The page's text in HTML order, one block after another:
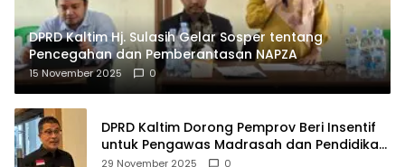
DPRD Kaltim Hj. Sulasih Gelar Sosper tentang
Pencegahan dan Pemberantasan NAPZA
15 November 2025 0
DPRD Kaltim Dorong Pemprov Beri Insentif
untuk Pengawas Madrasah dan Pendidikan
Agama
29 November 2025 0